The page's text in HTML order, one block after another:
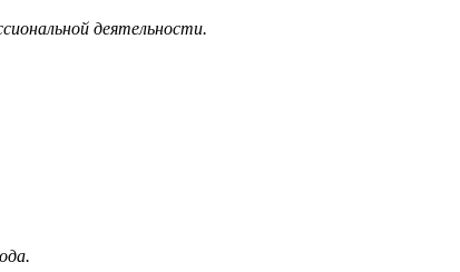
деятельности.